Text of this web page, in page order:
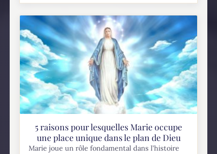
5 raisons pour lesquelles Marie occupe
une place unique dans le plan de Dieu
Marie joue un rôle fondamental dans l’histoire